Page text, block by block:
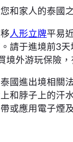
和家人的泰國
人形立牌平易
請于進境前3
外游玩保險，
國進出境相關
和脖子上的汗
或應用電子煙